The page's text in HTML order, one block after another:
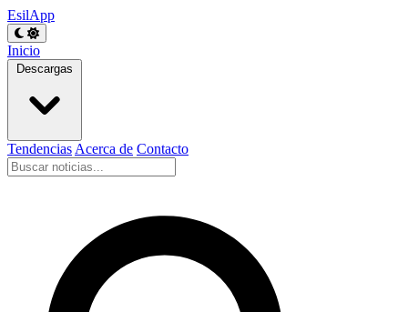
EsilApp
Inicio
Descargas
Tendencias Acerca de Contacto